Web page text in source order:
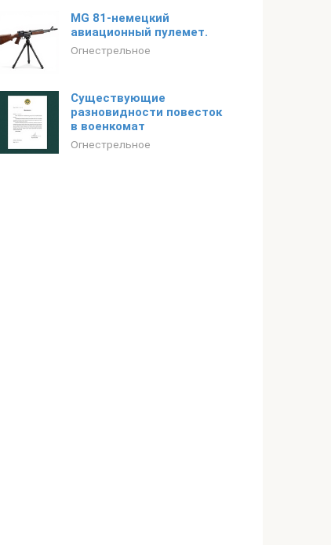
MG 81-немецкий
авиационный пулемет.
Огнестрельное
Существующие
разновидности повесток
в военкомат
Огнестрельное